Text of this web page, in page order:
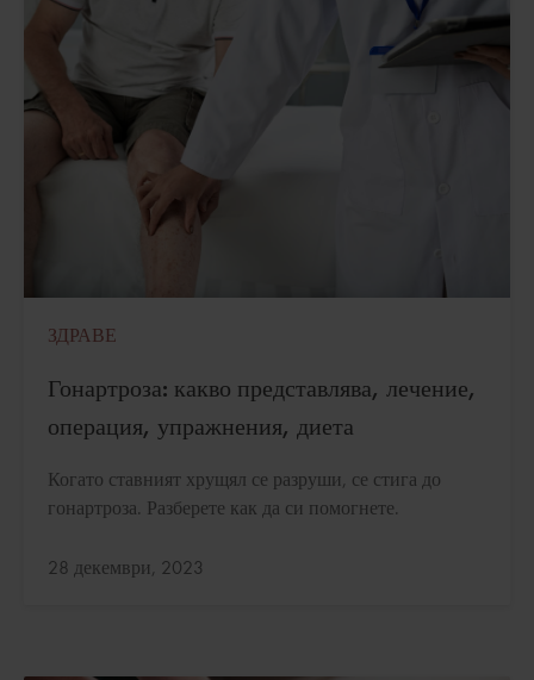
ЗДРАВЕ
Гонартроза: какво представлява, лечение,
операция, упражнения, диета
Когато ставният хрущял се разруши, се стига до
гонартроза. Разберете как да си помогнете.
Актуализирано:
28 декември, 2023